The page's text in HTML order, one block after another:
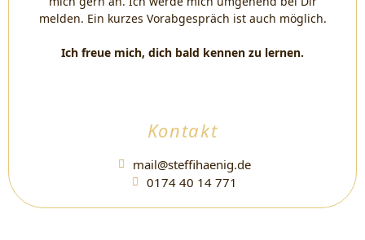
melden. Ein kurzes Vorabgespräch ist auch möglich.
Ich freue mich, dich bald kennen zu lernen.
Kontakt
mail@steffihaenig.de
0174 40 14 771